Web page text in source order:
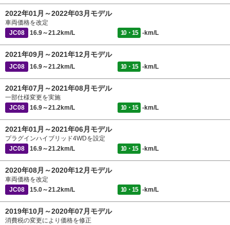
2022年01月～2022年03月モデル
車両価格を改定
JC08
16.9～21.2km/L 10・15 -km/L
2021年09月～2021年12月モデル
JC08 16.9～21.2km/L 10・15 -km/L
2021年07月～2021年08月モデル
一部仕様変更を実施
JC08
16.9～21.2km/L 10・15 -km/L
2021年01月～2021年06月モデル
プラグインハイブリッド4WDを設定
JC08
16.9～21.2km/L 10・15 -km/L
2020年08月～2020年12月モデル
車両価格を改定
JC08
15.0～21.2km/L 10・15 -km/L
2019年10月～2020年07月モデル
消費税の変更により価格を修正